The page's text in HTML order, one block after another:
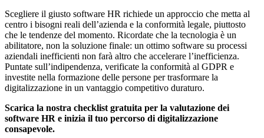
Scegliere il giusto software HR richiede un approccio che metta al
centro i bisogni reali dell’azienda e la conformità legale, piuttosto
che le tendenze del momento. Ricordate che la tecnologia è un
abilitatore, non la soluzione finale: un ottimo software su processi
aziendali inefficienti non farà altro che accelerare l’inefficienza.
Puntate sull’indipendenza, verificate la conformità al GDPR e
investite nella formazione delle persone per trasformare la
digitalizzazione in un vantaggio competitivo duraturo.
Scarica la nostra checklist gratuita per la valutazione dei
software HR e inizia il tuo percorso di digitalizzazione
consapevole.